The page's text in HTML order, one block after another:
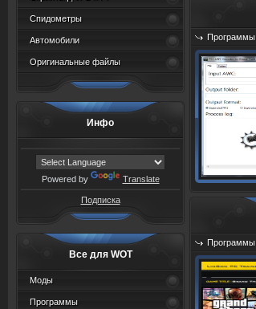
Спидометры
Автомобили
Оригинальные файлы
Инфо
Powered by Translate
Подписка
Все для WOT
Моды
Программы
Программы
Программы